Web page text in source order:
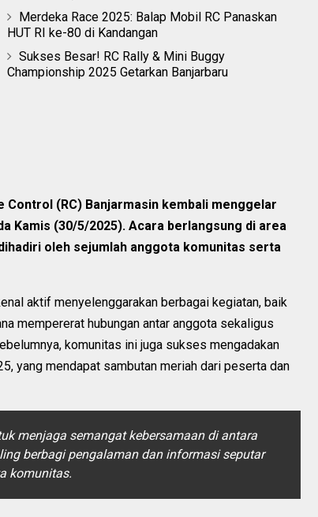
Merdeka Race 2025: Balap Mobil RC Panaskan
HUT RI ke-80 di Kandangan
Sukses Besar! RC Rally & Mini Buggy
Championship 2025 Getarkan Banjarbaru
Control (RC) Banjarmasin kembali menggelar
Kamis (30/5/2025). Acara berlangsung di area
oleh sejumlah anggota komunitas serta
aktif menyelenggarakan berbagai kegiatan, baik
mempererat hubungan antar anggota sekaligus
komunitas ini juga sukses mengadakan
yang mendapat sambutan meriah dari peserta dan
menjaga semangat kebersamaan di antara
berbagi pengalaman dan informasi seputar
komunitas.